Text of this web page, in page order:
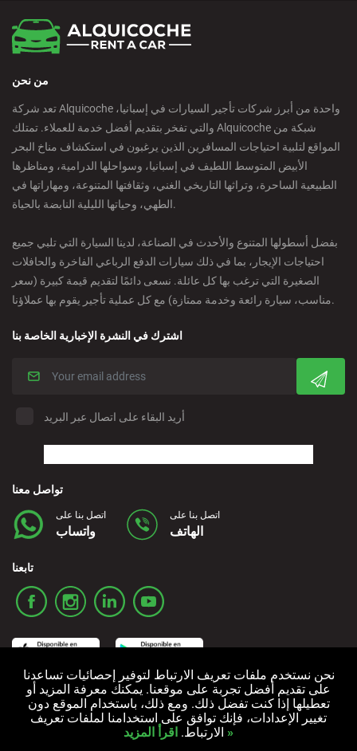
من نحن
تعد شركة Alquicoche واحدة من أبرز شركات تأجير السيارات في إسبانيا،
والتي تفخر بتقديم أفضل خدمة للعملاء. تمتلك Alquicoche شبكة من
المواقع لتلبية احتياجات المسافرين الذين يرغبون في استكشاف مناخ البحر
الأبيض المتوسط اللطيف في إسبانيا، وسواحلها الدرامية، ومناظرها
الطبيعية الساحرة، وتراثها التاريخي الغني، وثقافتها المتنوعة، ومهاراتها في
الطهي، وحياتها الليلية النابضة بالحياة.
بفضل أسطولها المتنوع والأحدث في الصناعة، لدينا السيارة التي تلبي جميع
احتياجات الإيجار، بما في ذلك سيارات الدفع الرباعي الفاخرة والحافلات
الصغيرة التي ترغب بها كل عائلة. نسعى دائمًا لتقديم قيمة كبيرة (سعر
مناسب، سيارة رائعة وخدمة ممتازة) مع كل عملية تأجير يقوم بها عملاؤنا.
اشترك في النشرة الإخبارية الخاصة بنا
أريد البقاء على اتصال عبر البريد
تواصل معنا
اتصل بنا على
واتساب
اتصل بنا على
الهاتف
تابعنا
الشروط والأحكام سياسة الخصوصية سياسة ملفات تعريف الارتباط
جميع الحقوق محفوظة © 2006-2024 Alquicoche Rent a Car
نحن نستخدم ملفات تعريف الارتباط لتوفير إحصائيات تساعدنا
على تقديم أفضل تجربة على موقعنا. يمكنك معرفة المزيد أو
تعطيلها إذا كنت تفضل ذلك. ومع ذلك، باستخدام الموقع دون
تغيير الإعدادات، فإنك توافق على استخدامنا لملفات تعريف
الارتباط. اقرأ المزيد »